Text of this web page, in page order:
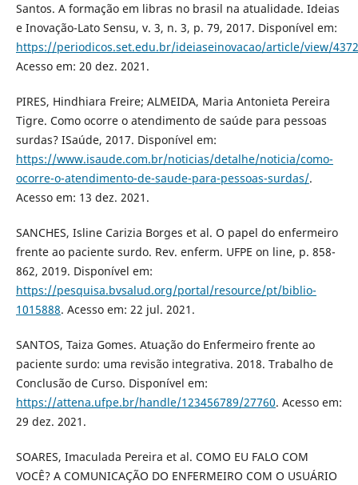
Santos. A formação em libras no brasil na atualidade. Ideias
e Inovação-Lato Sensu, v. 3, n. 3, p. 79, 2017. Disponível em:
https://periodicos.set.edu.br/ideiaseinovacao/article/view/4372
Acesso em: 20 dez. 2021.
PIRES, Hindhiara Freire; ALMEIDA, Maria Antonieta Pereira
Tigre. Como ocorre o atendimento de saúde para pessoas
surdas? ISaúde, 2017. Disponível em:
https://www.isaude.com.br/noticias/detalhe/noticia/como-
ocorre-o-atendimento-de-saude-para-pessoas-surdas/.
Acesso em: 13 dez. 2021.
SANCHES, Isline Carizia Borges et al. O papel do enfermeiro
frente ao paciente surdo. Rev. enferm. UFPE on line, p. 858-
862, 2019. Disponível em:
https://pesquisa.bvsalud.org/portal/resource/pt/biblio-
1015888. Acesso em: 22 jul. 2021.
SANTOS, Taiza Gomes. Atuação do Enfermeiro frente ao
paciente surdo: uma revisão integrativa. 2018. Trabalho de
Conclusão de Curso. Disponível em:
https://attena.ufpe.br/handle/123456789/27760. Acesso em:
29 dez. 2021.
SOARES, Imaculada Pereira et al. COMO EU FALO COM
VOCÊ? A COMUNICAÇÃO DO ENFERMEIRO COM O USUÁRIO